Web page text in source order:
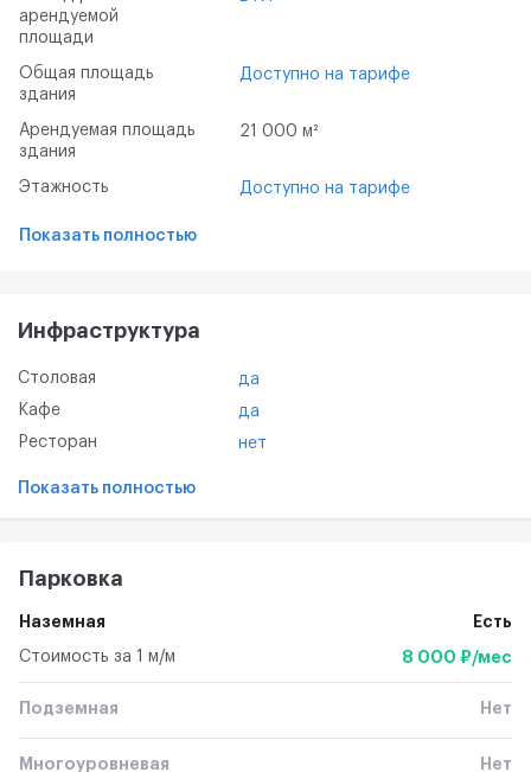
арендуемой
площади
Общая площадь
здания
Доступно на тарифе
Арендуемая площадь
здания
21 000 м²
Этажность Доступно на тарифе
Показать полностью
Инфраструктура
Столовая
да
Кафе
да
Ресторан
нет
Показать полностью
Парковка
Наземная Есть
Стоимость за 1 м/м 8 000 ₽/мес
Подземная Нет
Многоуровневая Нет